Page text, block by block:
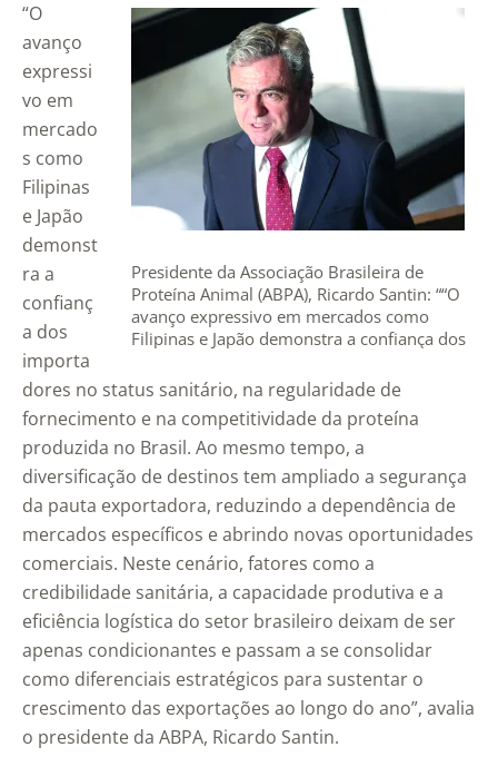
Presidente da Associação Brasileira de
Proteína Animal (ABPA), Ricardo Santin: ““O
avanço expressivo em mercados como
Filipinas e Japão demonstra a confiança dos
regularidade de fornecimento e na
competitividade da proteína produzida no
Brasil” – Foto: Divulgação/Arquivo OPR
“O
avanço
expressi
vo em
mercado
s como
Filipinas
e Japão
demonst
ra a
confianç
a dos
importa
dores no status sanitário, na regularidade de
fornecimento e na competitividade da proteína
produzida no Brasil. Ao mesmo tempo, a
diversificação de destinos tem ampliado a segurança
da pauta exportadora, reduzindo a dependência de
mercados específicos e abrindo novas oportunidades
comerciais. Neste cenário, fatores como a
credibilidade sanitária, a capacidade produtiva e a
eficiência logística do setor brasileiro deixam de ser
apenas condicionantes e passam a se consolidar
como diferenciais estratégicos para sustentar o
crescimento das exportações ao longo do ano”, avalia
o presidente da ABPA, Ricardo Santin.